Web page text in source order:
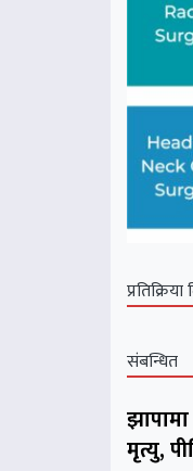
संबन्धित
मृत्यु,